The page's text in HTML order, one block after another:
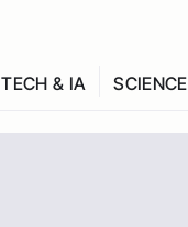
TECH & IA SCIENCE